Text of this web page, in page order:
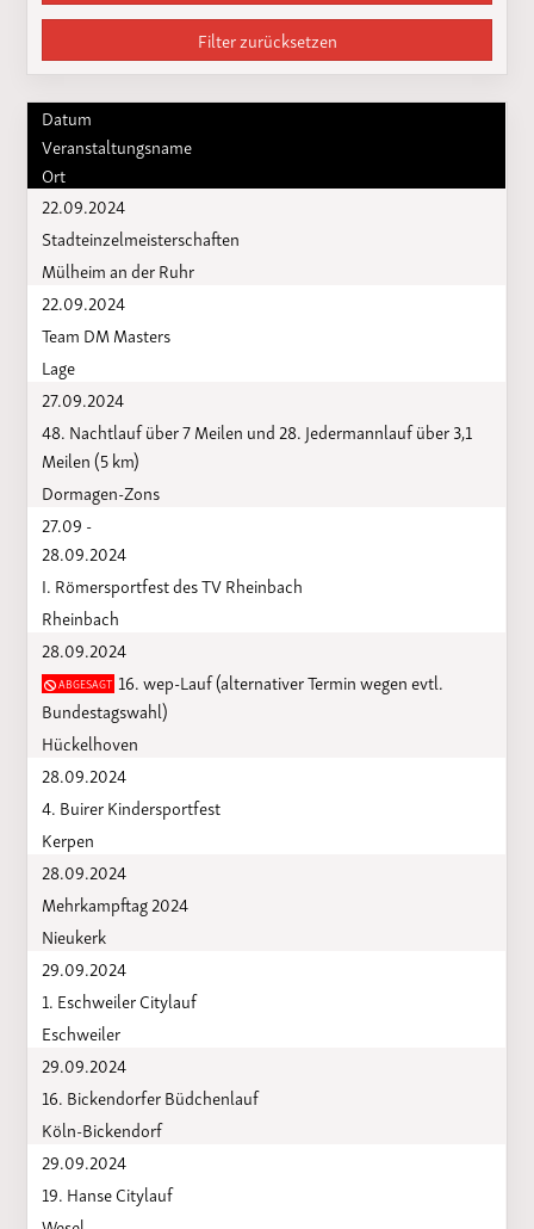
Filter zurücksetzen
Datum
Veranstaltungsname
Ort
22.09.2024
Stadteinzelmeisterschaften
Mülheim an der Ruhr
22.09.2024
Team DM Masters
Lage
27.09.2024
48. Nachtlauf über 7 Meilen und 28. Jedermannlauf über 3,1
Meilen (5 km)
Dormagen-Zons
27.09 -
28.09.2024
I. Römersportfest des TV Rheinbach
Rheinbach
28.09.2024
ABGESAGT16. wep-Lauf (alternativer Termin wegen evtl.
Bundestagswahl)
Hückelhoven
28.09.2024
4. Buirer Kindersportfest
Kerpen
28.09.2024
Mehrkampftag 2024
Nieukerk
29.09.2024
1. Eschweiler Citylauf
Eschweiler
29.09.2024
16. Bickendorfer Büdchenlauf
Köln-Bickendorf
29.09.2024
19. Hanse Citylauf